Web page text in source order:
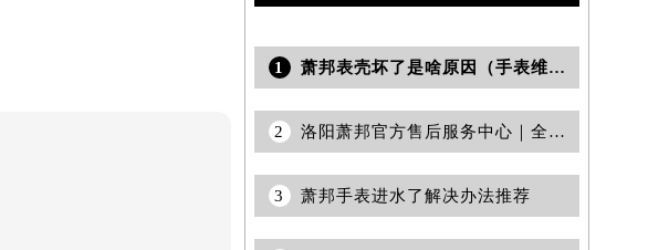
1 萧邦表壳坏了是啥原因（手表维修知识与常见故障分析）
2 洛阳萧邦官方售后服务中心｜全部地址及热线电话权威信息公示（2026年7月更新）
3 萧邦手表进水了解决办法推荐